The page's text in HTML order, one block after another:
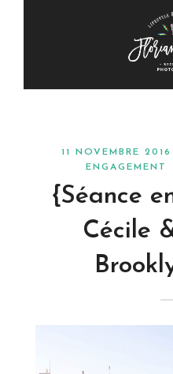
11 NOVEMBRE
ENGAGEMENT
{Séance
Cécile